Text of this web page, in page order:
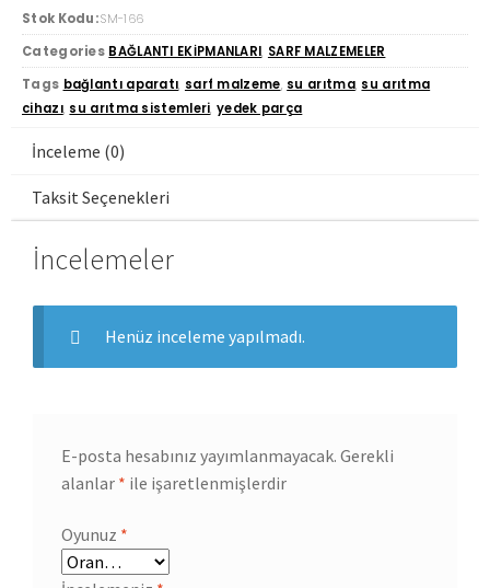
Stok Kodu:SM-166
Categories BAĞLANTI EKİPMANLARI, SARF MALZEMELER
Tags bağlantı aparatı, sarf malzeme, su arıtma, su arıtma
cihazı, su arıtma sistemleri,yedek parça
İnceleme (0)
Taksit Seçenekleri
İncelemeler
Henüz inceleme yapılmadı.
E-posta hesabınız yayımlanmayacak. Gerekli
alanlar * ile işaretlenmişlerdir
Oyunuz *